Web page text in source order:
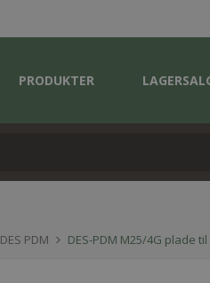
PRODUKTER
DES PDM DES-PDM M25/4G plade